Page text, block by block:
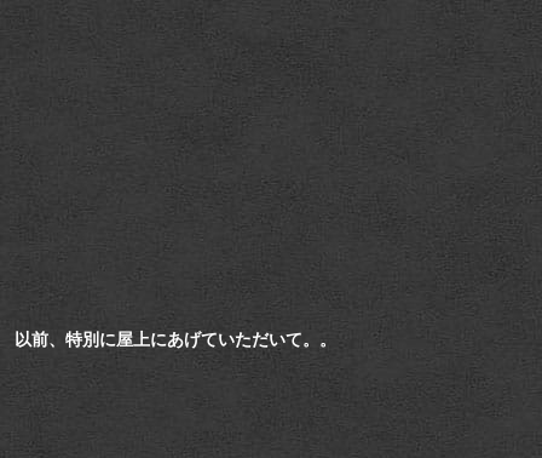
以前、特別に屋上にあげていただいて。。